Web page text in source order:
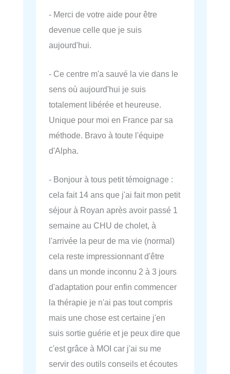
- Merci de votre aide pour être
devenue celle que je suis
aujourd'hui.
- Ce centre m'a sauvé la vie dans le
sens où aujourd'hui je suis
totalement libérée et heureuse.
Unique pour moi en France par sa
méthode. Bravo à toute l'équipe
d'Alpha.
- Bonjour à tous petit témoignage :
cela fait 14 ans que j'ai fait mon petit
séjour à Royan après avoir passé 1
semaine au CHU de cholet, à
l'arrivée la peur de ma vie (normal)
cela reste impressionnant d'être
dans un monde inconnu 2 à 3 jours
d'adaptation pour enfin commencer
la thérapie je n'ai pas tout compris
mais une chose est certaine j'en
suis sortie guérie et je peux dire que
c'est grâce à MOI car j'ai su me
servir des outils conseils et écoutes